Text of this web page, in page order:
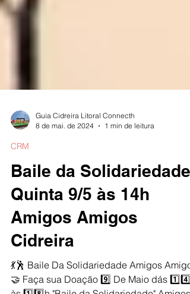
CRM
Baile da Solidariedade
Quinta 9/5 às 14h
Amigos Amigos
Cidreira
💃🕺 Baile Da Solidariedade Amigos Amigos